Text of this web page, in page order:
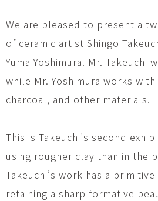
We are pleased to present a
of ceramic artist Shingo
Yuma Yoshimura. Mr. Takeuchi
while Mr. Yoshimura works
charcoal, and other materials.
This is Takeuchi’s second
using rougher clay than in the
Takeuchi’s work has a
retaining a sharp formative